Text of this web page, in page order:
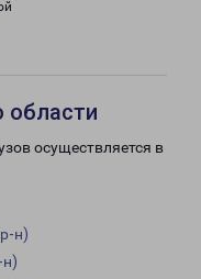
области
осуществляется в
н)